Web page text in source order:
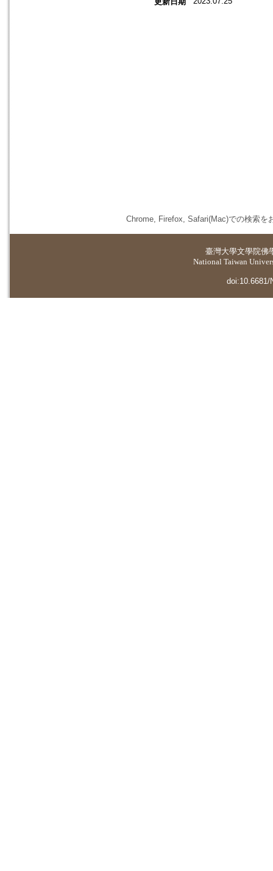
Chrome, Firefox, Safari(Mac)での検索を
臺灣大學文學院佛
National Taiwan
doi:10.6681/